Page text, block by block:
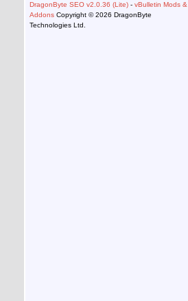
DragonByte SEO v2.0.36 (Lite) - vBulletin Mods &
Addons Copyright © 2026 DragonByte
Technologies Ltd.